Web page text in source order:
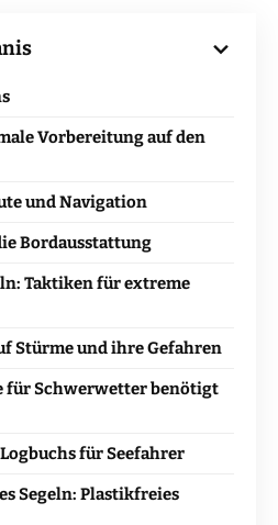
Vorbereitung auf den
und Navigation
Bordausstattung
Taktiken für extreme
Stürme und ihre Gefahren
für Schwerwetter benötigt
für Seefahrer
Segeln: Plastikfreies